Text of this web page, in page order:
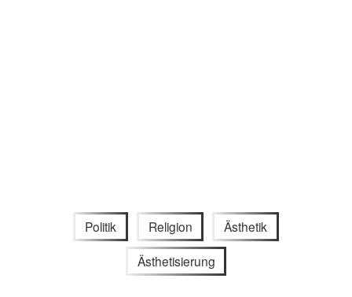
Politik Religion Ästhetik
Ästhetisierung